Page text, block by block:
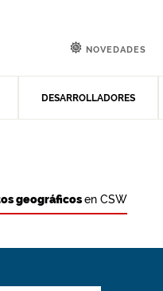
DESARROLLADORES
NOVEDADES
geográficosen CSW